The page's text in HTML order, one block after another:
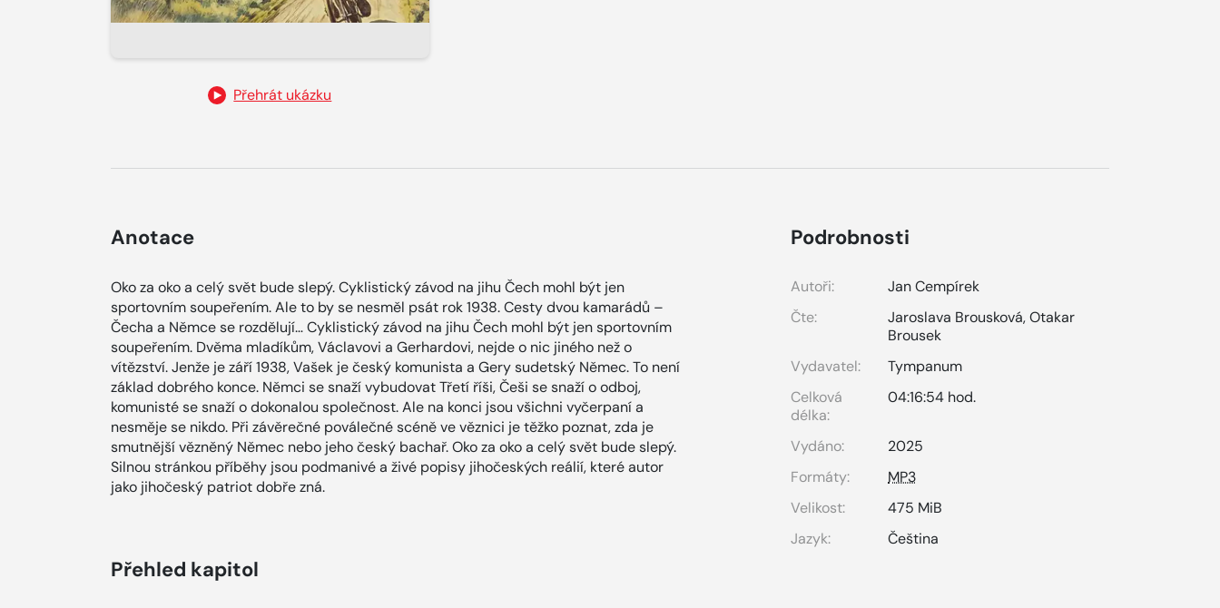
Přehrát ukázku
Anotace
Oko za oko a celý svět bude slepý. Cyklistický závod na jihu Čech mohl být jen
sportovním soupeřením. Ale to by se nesměl psát rok 1938. Cesty dvou kamarádů –
Čecha a Němce se rozdělují… Cyklistický závod na jihu Čech mohl být jen sportovním
soupeřením. Dvěma mladíkům, Václavovi a Gerhardovi, nejde o nic jiného než o
vítězství. Jenže je září 1938, Vašek je český komunista a Gery sudetský Němec. To není
základ dobrého konce. Němci se snaží vybudovat Třetí říši, Češi se snaží o odboj,
komunisté se snaží o dokonalou společnost. Ale na konci jsou všichni vyčerpaní a
nesměje se nikdo. Při závěrečné poválečné scéně ve věznici je těžko poznat, zda je
smutnější vězněný Němec nebo jeho český bachař. Oko za oko a celý svět bude slepý.
Silnou stránkou příběhy jsou podmanivé a živé popisy jihočeských reálií, které autor
jako jihočeský patriot dobře zná.
Přehled kapitol
Podrobnosti
Autoři:
Jan Cempírek
Čte:
Jaroslava Brousková,Otakar
Brousek
Vydavatel:
Tympanum
Celková
délka:
04:16:54 hod.
Vydáno:
2025
Formáty:
MP3
Velikost:
475 MiB
Jazyk:
Čeština